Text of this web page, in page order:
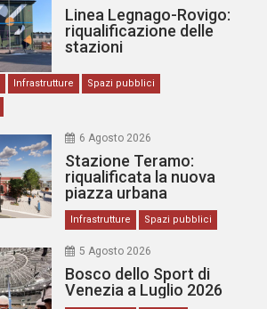
Linea Legnago-Rovigo:
riqualificazione delle
stazioni
Infrastrutture
Spazi pubblici
6 Agosto 2026
Stazione Teramo:
riqualificata la nuova
piazza urbana
Infrastrutture Spazi pubblici
5 Agosto 2026
Bosco dello Sport di
Venezia a Luglio 2026